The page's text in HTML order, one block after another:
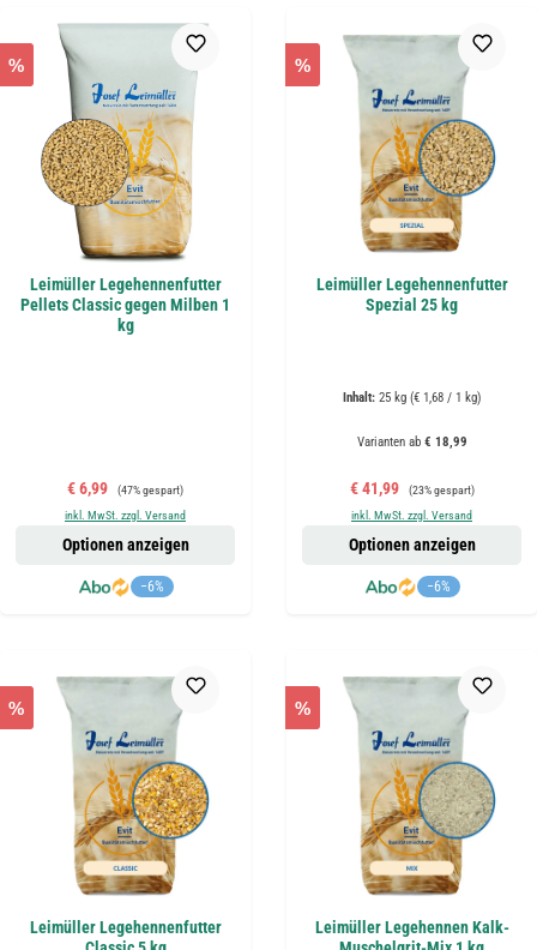
%
Leimüller Legehennenfutter
Pellets Classic gegen Milben 1
kg
Verkaufspreis:
€ 6,99 Regulärer Preis:
(47% gespart)
inkl. MwSt. zzgl. Versand
−6%
Optionen anzeigen
%
Leimüller Legehennenfutter
Spezial 25 kg
Inhalt: 25 kg (€ 1,68 / 1 kg)
Varianten ab€ 18,99
Verkaufspreis:
€ 41,99 Regulärer Preis:
(23% gespart)
inkl. MwSt. zzgl. Versand
−6%
Optionen anzeigen
%
Leimüller Legehennenfutter
%
Leimüller Legehennen Kalk-